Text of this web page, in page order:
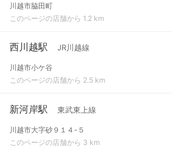
川越市脇田町
このページの店舗から 1.2 km
西川越駅 JR川越線
川越市小ケ谷
このページの店舗から 2.5 km
新河岸駅 東武東上線
川越市大字砂９１４-５
このページの店舗から 3 km